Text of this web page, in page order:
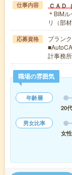
仕事内容 ＣＡＤ
＊BIM
リ（部
応募資格
ブラン
計事務
職場の雰囲気
年齢層
20代
男女比率
女性